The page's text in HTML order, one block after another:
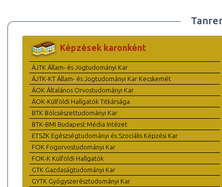
Képzések karonként
ÁJTK Állam- és Jogtudományi Kar
ÁJTK-KT Állam- és Jogtudományi Kar Kecskemét
ÁOK Általános Orvostudományi Kar
ÁOK-Külföldi Hallgatók Titkársága
BTK Bölcsészettudományi Kar
BTK-BMI Budapest Média Intézet
ETSZK Egészségtudományi és Szociális Képzési Kar
FOK Fogorvostudományi Kar
FOK-K Külföldi Hallgatók
GTK Gazdaságtudományi Kar
GYTK Gyógyszerésztudományi Kar